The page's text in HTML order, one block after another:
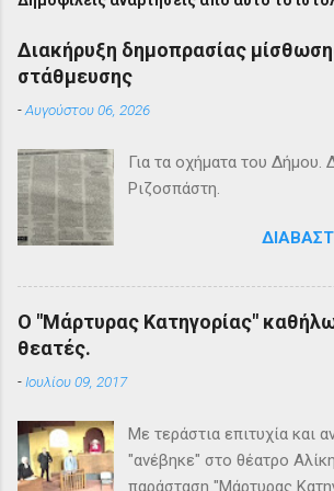
Διακήρυξη δημοπρασίας
στάθμευσης
-Αυγούστου 06, 2026
Για τα οχήματα του Δήμου.
Ριζοσπάστη.
Ο "Μάρτυρας Κατηγορίας"
θεατές.
-Ιουλίου 09, 2017
Με τεράστια επιτυχία και
"ανέβηκε" στο θέατρο
παράσταση "Μάρτυρας